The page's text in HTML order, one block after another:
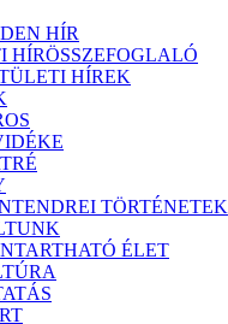
HÍR
HÍRÖSSZEFOGLALÓ
HÍREK
TÖRTÉNETEK
ÉLET